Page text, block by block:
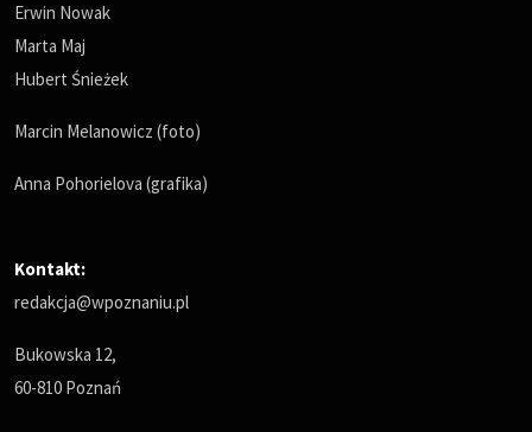
Erwin Nowak
Marta Maj
Hubert Śnieżek
Marcin Melanowicz (foto)
Anna Pohorielova (grafika)
Kontakt:
redakcja@wpoznaniu.pl
Bukowska 12,
60-810 Poznań